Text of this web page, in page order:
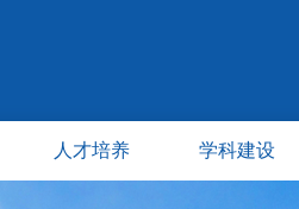
人才培养 学科建设